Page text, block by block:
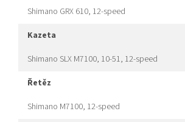
Shimano GRX 610, 12-speed
kazeta
Shimano SLX M7100, 10-51, 12-speed
řetěz
Shimano M7100, 12-speed